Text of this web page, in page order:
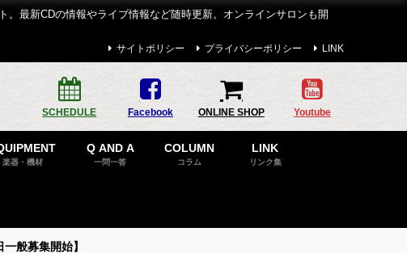
最新CDの情報やライブ情報など随時更新。オンラインサロンも開
サイトポリシー プライバシーポリシー LINK
SCHEDULE Facebook ONLINE SHOP Youtube
楽器・機材
Q AND A
一問一答
COLUMN
コラム
LINK
リンク集
般募集開始】